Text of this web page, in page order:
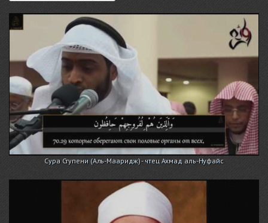
Сура Ступени (Аль-Мааридж) - чтец Ахмад аль-Нуфайс